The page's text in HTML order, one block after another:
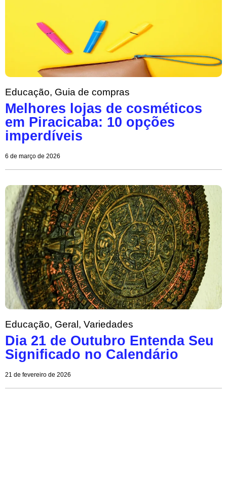
Educação, Guia de compras
Melhores lojas de cosméticos
em Piracicaba: 10 opções
imperdíveis
6 de março de 2026
Educação, Geral, Variedades
Dia 21 de Outubro Entenda Seu
Significado no Calendário
21 de fevereiro de 2026